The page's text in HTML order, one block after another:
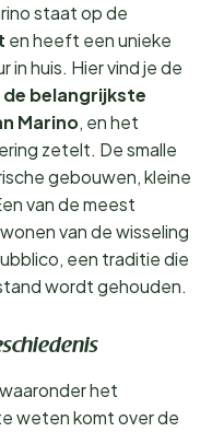
staat op de
en heeft een unieke
in huis. Hier vind je de
de belangrijkste
Marino, en het
zetelt. De smalle
gebouwen, kleine
van de meest
van de wisseling
een traditie die
wordt gehouden.
het
weten komt over de